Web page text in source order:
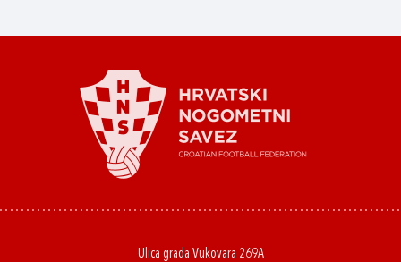
Ulica grada Vukovara 269A